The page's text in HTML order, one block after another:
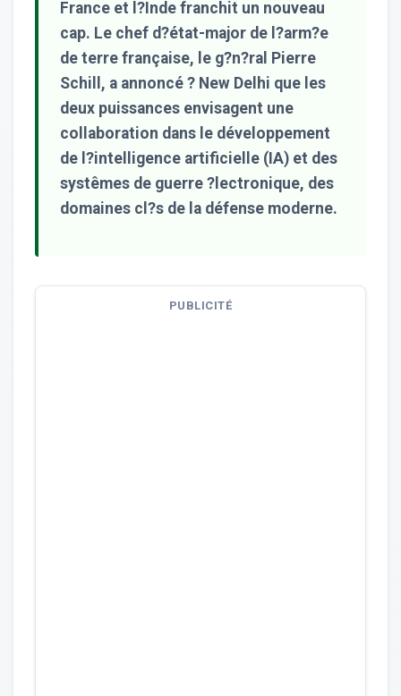
France et l?Inde franchit un nouveau
cap. Le chef d?état-major de l?arm?e
de terre française, le g?n?ral Pierre
Schill, a annoncé ? New Delhi que les
deux puissances envisagent une
collaboration dans le développement
de l?intelligence artificielle (IA) et des
systêmes de guerre ?lectronique, des
domaines cl?s de la défense moderne.
PUBLICITÉ